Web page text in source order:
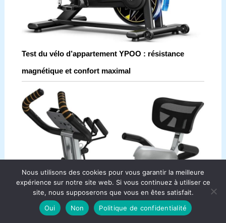
Test du vélo d’appartement YPOO : résistance
magnétique et confort maximal
Nous utilisons des cookies pour vous garantir la meilleure
expérience sur notre site web. Si vous continuez à utiliser ce
site, nous supposerons que vous en êtes satisfait.
Oui
Non Politique de confidentialité